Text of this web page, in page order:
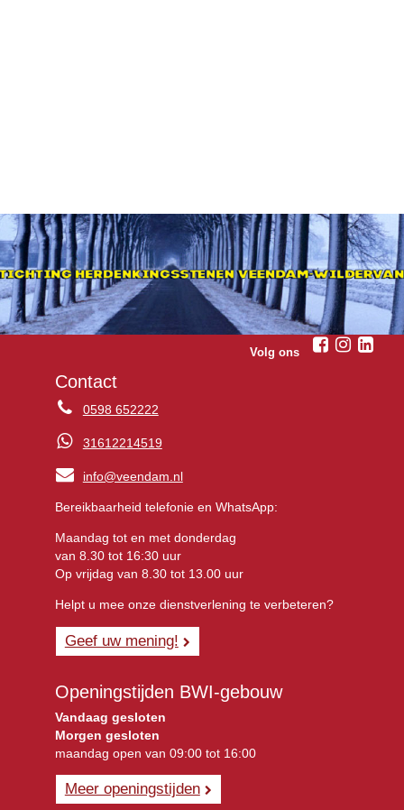
Volg ons
Contact
0598 652222
31612214519
info@veendam.nl
Bereikbaarheid telefonie en WhatsApp:
Maandag tot en met donderdag
van 8.30 tot 16:30 uur
Op vrijdag van 8.30 tot 13.00 uur
Helpt u mee onze dienstverlening te verbeteren?
Geef uw mening!
Openingstijden BWI-gebouw
Vandaag gesloten
Morgen gesloten
maandag open van 09:00 tot 16:00
Meer openingstijden